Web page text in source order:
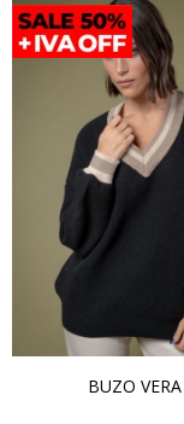
BUZO VERA